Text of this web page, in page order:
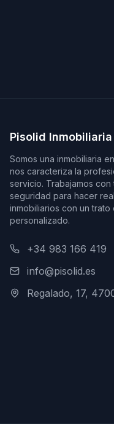
Pisolid Inmobiliaria
Somos una inmobiliaria
nos caracteriza la
servicio. Trabajamos
seguridad para hacer
inmobiliarios con un
personalizado.
+34 983 166 419
info@pisolid.es
Regalado, 17,